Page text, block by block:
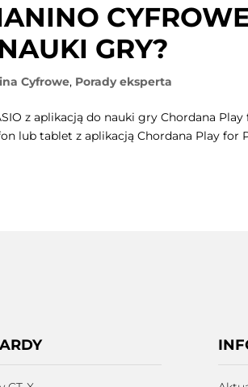
GRY?
Cyfrowe, Porady eksperta
z aplikacją do nauki gry Chordana
lub tablet z aplikacją Chordana Play